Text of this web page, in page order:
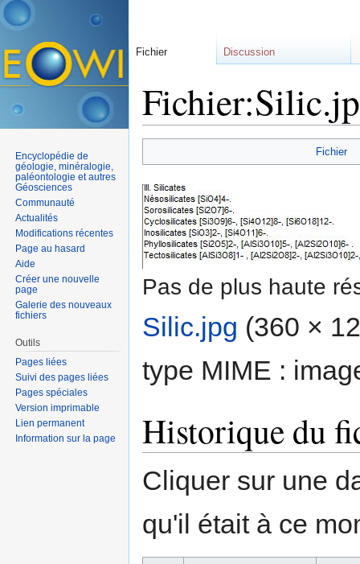
Fichier
Pas de plus haute
Silic.jpg (360 ×
type MIME :
Historique du
Cliquer sur une
qu'il était à ce
Fichier Discussion
Encyclopédie de
géologie, minéralogie,
paléontologie et autres
Géosciences
Communauté
Actualités
Modifications récentes
Page au hasard
Aide
Créer une nouvelle
page
Galerie des nouveaux
fichiers
Outils
Pages liées
Suivi des pages liées
Pages spéciales
Version imprimable
Lien permanent
Information sur la page